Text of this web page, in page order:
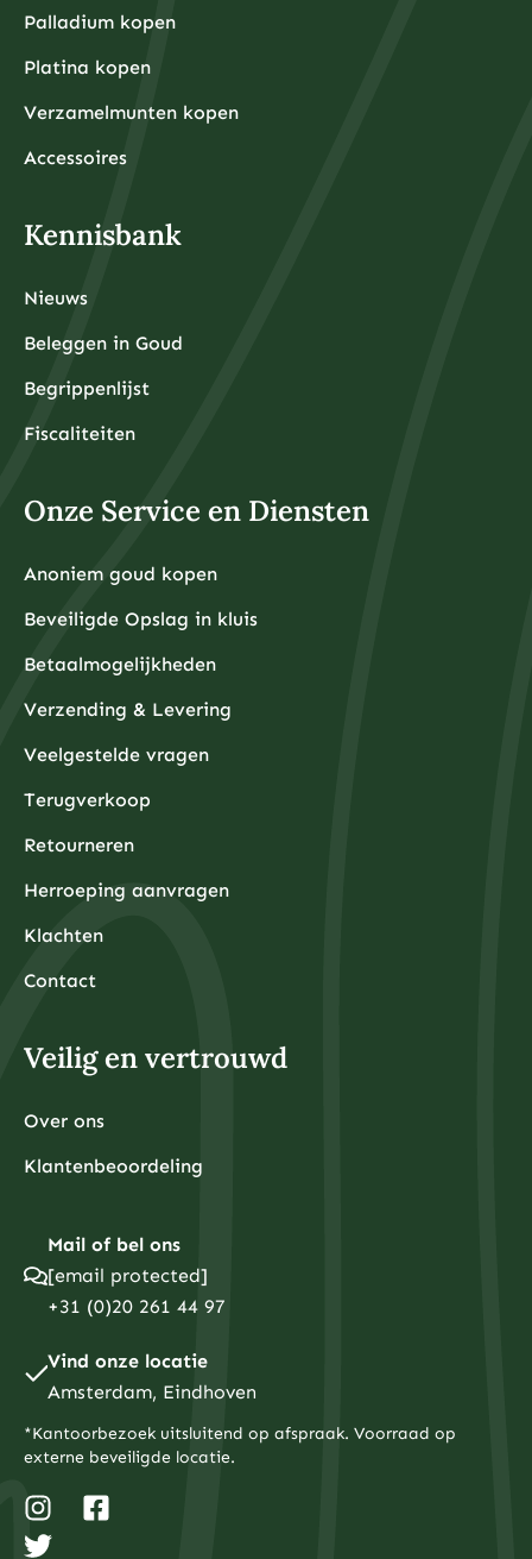
Palladium kopen
Platina kopen
Verzamelmunten kopen
Accessoires
Kennisbank
Nieuws
Beleggen in Goud
Begrippenlijst
Fiscaliteiten
Onze Service en Diensten
Anoniem goud kopen
Beveiligde Opslag in kluis
Betaalmogelijkheden
Verzending & Levering
Veelgestelde vragen
Terugverkoop
Retourneren
Herroeping aanvragen
Klachten
Contact
Veilig en vertrouwd
Over ons
Klantenbeoordeling
Mail of bel ons
[email protected]
+31 (0)20 261 44 97
Vind onze locatie
Amsterdam, Eindhoven
*Kantoorbezoek uitsluitend op afspraak. Voorraad op
externe beveiligde locatie.
n
s
a
w
i